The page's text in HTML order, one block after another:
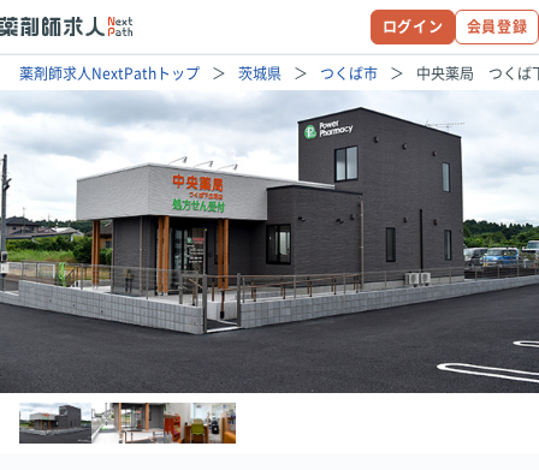
ログイン 会員登録
薬剤師求人NextPathトップ 茨城県 つくば市 中央薬局 つくば